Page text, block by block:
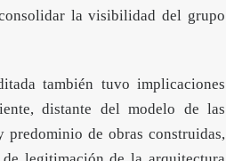
la visibilidad del grupo
también tuvo implicaciones
distante del modelo de las
de obras construidas,